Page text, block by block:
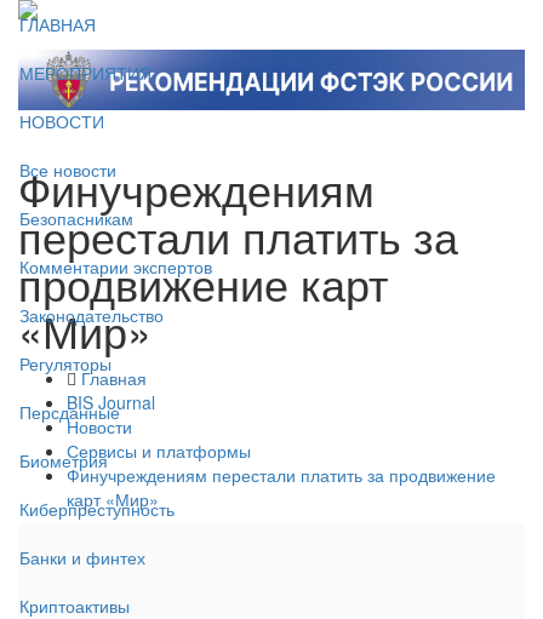
ГЛАВНАЯ
МЕРОПРИЯТИЯ
НОВОСТИ
Все новости
Безопасникам
Комментарии экспертов
Законодательство
Регуляторы
Персданные
Биометрия
Киберпреступность
Банки и финтех
Криптоактивы
Финучреждениям
перестали платить за
продвижение карт
«Мир»
Главная
BIS Journal
Новости
Сервисы и платформы
Финучреждениям перестали платить за продвижение
карт «Мир»